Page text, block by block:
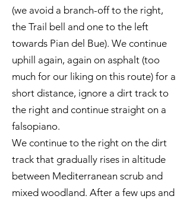
(we avoid a branch-off to the right,
the Trail bell and one to the left
towards Pian del Bue). We continue
uphill again, again on asphalt (too
much for our liking on this route) for a
short distance, ignore a dirt track to
the right and continue straight on a
falsopiano.
We continue to the right on the dirt
track that gradually rises in altitude
between Mediterranean scrub and
mixed woodland. After a few ups and